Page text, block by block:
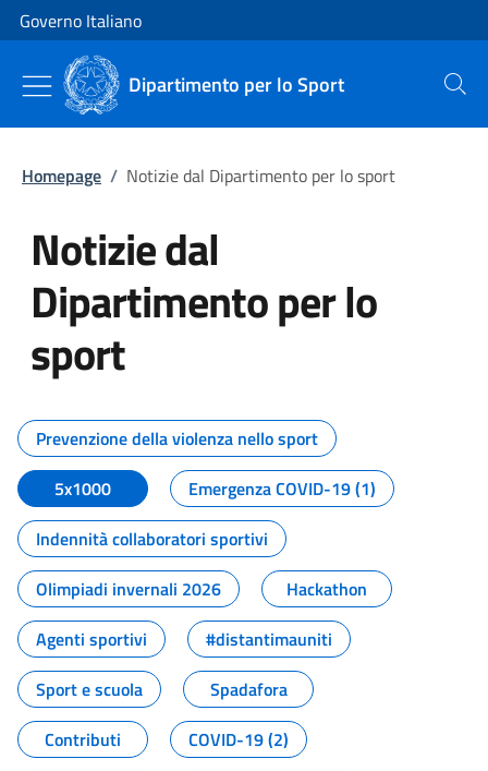
Vai al contenuto
Vai alla navigazione del sito
Governo Italiano
Dipartimento per lo Sport Cerca
Homepage / Notizie dal Dipartimento per lo sport
Notizie dal
Dipartimento per lo
sport
Tutti i contenuti della pagina
Prevenzione della violenza nello sport
5x1000
Emergenza COVID-19 (1)
Indennità collaboratori sportivi
Olimpiadi invernali 2026
Hackathon
Agenti sportivi
#distantimauniti
Sport e scuola
Spadafora
Contributi
COVID-19 (2)